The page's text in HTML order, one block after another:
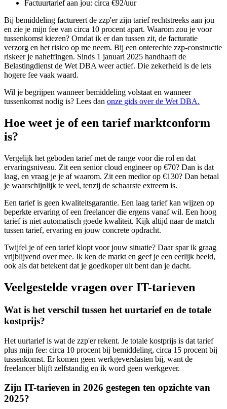
Factuurtarief aan jou: circa €92/uur
Bij bemiddeling factureert de zzp'er zijn tarief rechtstreeks aan jou
en zie je mijn fee van circa 10 procent apart. Waarom zou je voor
tussenkomst kiezen? Omdat ik er dan tussen zit, de facturatie
verzorg en het risico op me neem. Bij een onterechte zzp-constructie
riskeer je naheffingen. Sinds 1 januari 2025 handhaaft de
Belastingdienst de Wet DBA weer actief. Die zekerheid is de iets
hogere fee vaak waard.
Wil je begrijpen wanneer bemiddeling volstaat en wanneer
tussenkomst nodig is? Lees dan onze gids over de Wet DBA.
Hoe weet je of een tarief marktconform
is?
Vergelijk het geboden tarief met de range voor die rol en dat
ervaringsniveau. Zit een senior cloud engineer op €70? Dan is dat
laag, en vraag je je af waarom. Zit een medior op €130? Dan betaal
je waarschijnlijk te veel, tenzij de schaarste extreem is.
Een tarief is geen kwaliteitsgarantie. Een laag tarief kan wijzen op
beperkte ervaring of een freelancer die ergens vanaf wil. Een hoog
tarief is niet automatisch goede kwaliteit. Kijk altijd naar de match
tussen tarief, ervaring en jouw concrete opdracht.
Twijfel je of een tarief klopt voor jouw situatie? Daar spar ik graag
vrijblijvend over mee. Ik ken de markt en geef je een eerlijk beeld,
ook als dat betekent dat je goedkoper uit bent dan je dacht.
Veelgestelde vragen over IT-tarieven
Wat is het verschil tussen het uurtarief en de totale
kostprijs?
Het uurtarief is wat de zzp'er rekent. Je totale kostprijs is dat tarief
plus mijn fee: circa 10 procent bij bemiddeling, circa 15 procent bij
tussenkomst. Er komen geen werkgeverslasten bij, want de
freelancer blijft zelfstandig en ik word geen werkgever.
Zijn IT-tarieven in 2026 gestegen ten opzichte van
2025?